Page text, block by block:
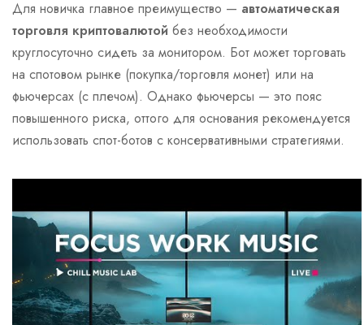
Для новичка главное преимущество — автоматическая
торговля криптовалютой без необходимости
круглосуточно сидеть за монитором. Бот может торговать
на спотовом рынке (покупка/торговля монет) или на
фьючерсах (с плечом). Однако фьючерсы — это пояс
повышенного риска, оттого для основания рекомендуется
использовать спот-ботов с консервативными стратегиями.